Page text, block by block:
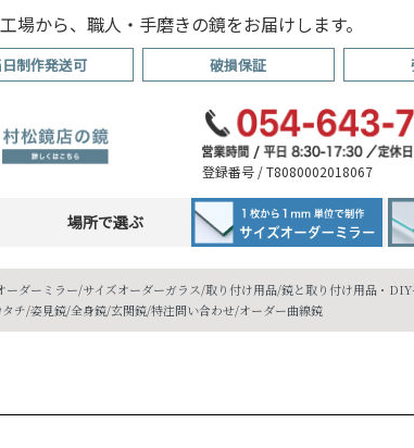
場から、職人・手磨きの鏡をお届けします。
制作発送可 破損保証
登録番号 / T8080002018067
場所で選ぶ
ーダーミラー/サイズオーダーガラス/取り付け用品/鏡と取り付け用品・DIY
チ/姿見鏡/全身鏡/玄関鏡/特注問い合わせ/オーダー曲線鏡